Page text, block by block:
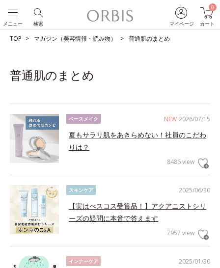
マイページ
0
カート
検索
メニュー
TOP マガジン（美容情報・読み物） 普通肌のまとめ
普通肌のまとめ
NEW 2026/07/15
ベースメイク
夏もサラリ肌をあきらめない！社員のこだわ
りは？
8486 view
2025/06/30
スキンケア
【実はべスコス受賞品！】アクアニストシリ
ーズの疑問に本音で答えます
7957 view
2025/01/30
インナーケア